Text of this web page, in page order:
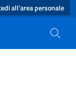
all'area personale